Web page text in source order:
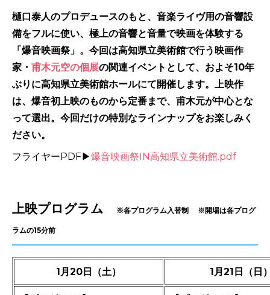
樋口泰人のプロデュースのもと、音楽ライヴ用の音響設
備をフルに使い、極上の音響と音量で映画を体験する
「爆音映画祭」。今回は高知県立美術館で行う映画作
家・ 甫木元空の個展の関連イベントとして、およそ10年
ぶりに高知県立美術館ホールにて開催します。上映作
は、爆音初上映のものから定番まで、甫木元が中心とな
って選出。今回だけの特別なラインナップをお楽しみく
ださい。
フライヤーPDF▶爆音映画祭IN高知県立美術館.pdf
上映プログラム ※各プログラム入替制 ※開場は各プログ
ラムの15分前
1月20日（土） 1月21日（日